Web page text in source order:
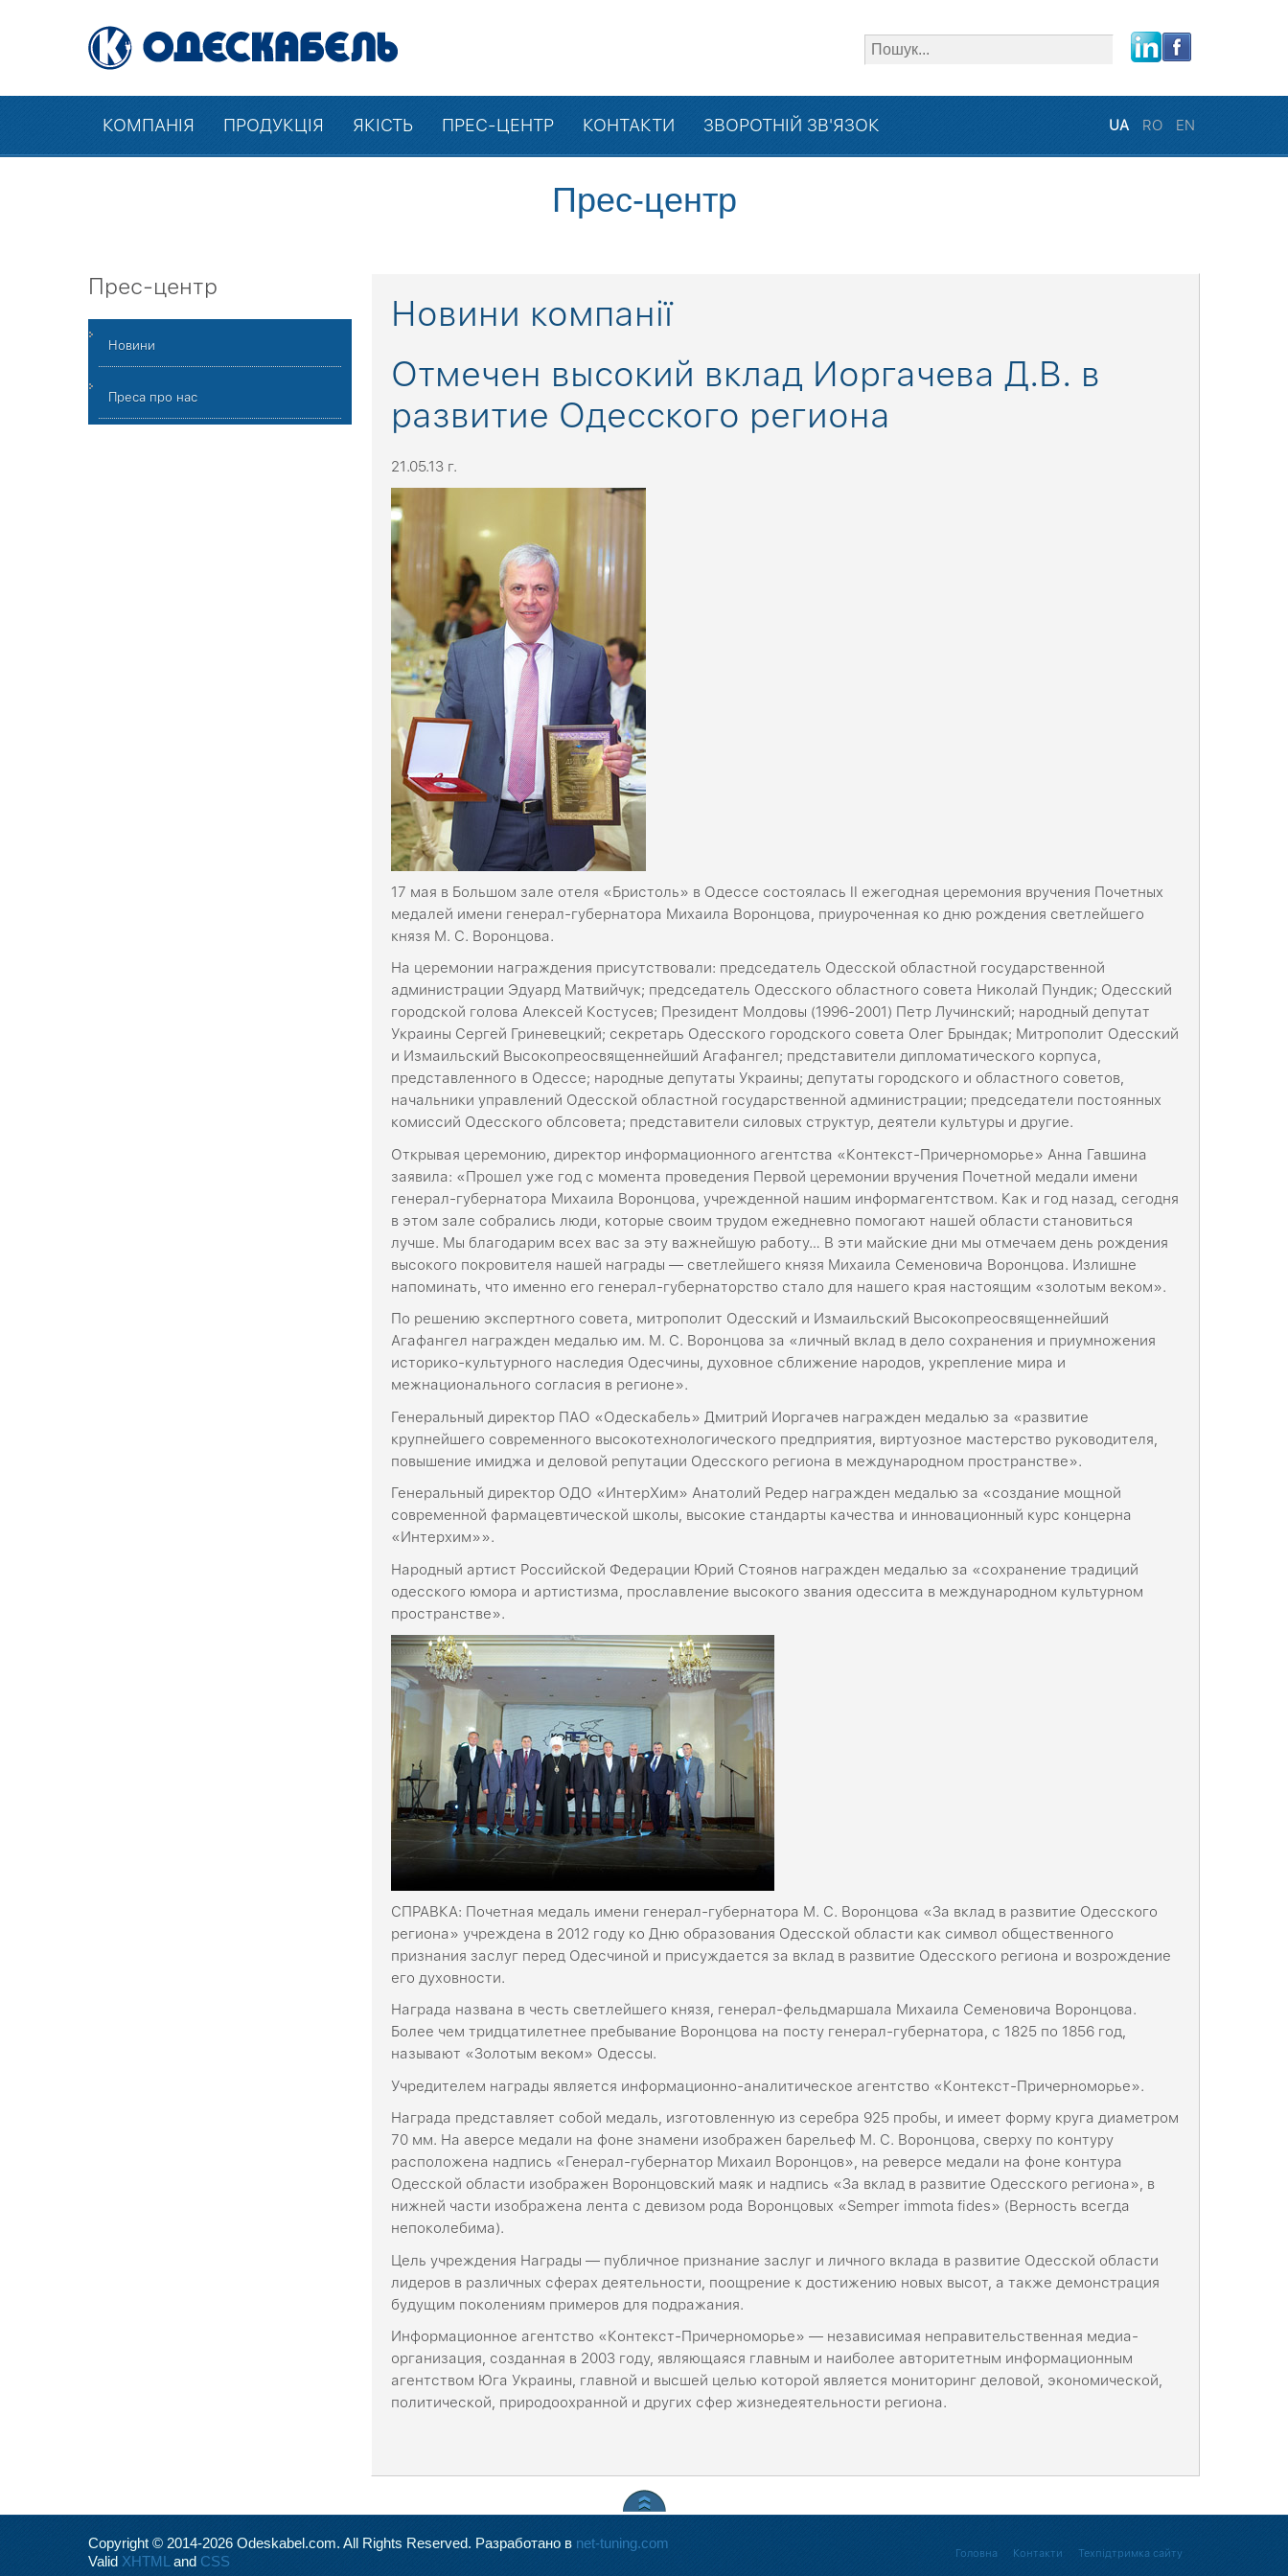
КОМПАНІЯ ПРОДУКЦІЯ ЯКІСТЬ ПРЕС-ЦЕНТР КОНТАКТИ ЗВОРОТНІЙ ЗВ'ЯЗОК UA RO EN
Прес-центр
Прес-центр
Новини
Преса про нас
Новини компанії
Отмечен высокий вклад Иоргачева Д.В. в
развитие Одесского региона
21.05.13 г.
17 мая в Большом зале отеля «Бристоль» в Одессе состоялась II ежегодная церемония вручения Почетных
медалей имени генерал-губернатора Михаила Воронцова, приуроченная ко дню рождения светлейшего
князя М. С. Воронцова.
На церемонии награждения присутствовали: председатель Одесской областной государственной
администрации Эдуард Матвийчук; председатель Одесского областного совета Николай Пундик; Одесский
городской голова Алексей Костусев; Президент Молдовы (1996-2001) Петр Лучинский; народный депутат
Украины Сергей Гриневецкий; секретарь Одесского городского совета Олег Брындак; Митрополит Одесский
и Измаильский Высокопреосвященнейший Агафангел; представители дипломатического корпуса,
представленного в Одессе; народные депутаты Украины; депутаты городского и областного советов,
начальники управлений Одесской областной государственной администрации; председатели постоянных
комиссий Одесского облсовета; представители силовых структур, деятели культуры и другие.
Открывая церемонию, директор информационного агентства «Контекст-Причерноморье» Анна Гавшина
заявила: «Прошел уже год с момента проведения Первой церемонии вручения Почетной медали имени
генерал-губернатора Михаила Воронцова, учрежденной нашим информагентством. Как и год назад, сегодня
в этом зале собрались люди, которые своим трудом ежедневно помогают нашей области становиться
лучше. Мы благодарим всех вас за эту важнейшую работу… В эти майские дни мы отмечаем день рождения
высокого покровителя нашей награды — светлейшего князя Михаила Семеновича Воронцова. Излишне
напоминать, что именно его генерал-губернаторство стало для нашего края настоящим «золотым веком».
По решению экспертного совета, митрополит Одесский и Измаильский Высокопреосвященнейший
Агафангел награжден медалью им. М. С. Воронцова за «личный вклад в дело сохранения и приумножения
историко-культурного наследия Одесчины, духовное сближение народов, укрепление мира и
межнационального согласия в регионе».
Генеральный директор ПАО «Одескабель» Дмитрий Иоргачев награжден медалью за «развитие
крупнейшего современного высокотехнологического предприятия, виртуозное мастерство руководителя,
повышение имиджа и деловой репутации Одесского региона в международном пространстве».
Генеральный директор ОДО «ИнтерХим» Анатолий Редер награжден медалью за «создание мощной
современной фармацевтической школы, высокие стандарты качества и инновационный курс концерна
«Интерхим»».
Народный артист Российской Федерации Юрий Стоянов награжден медалью за «сохранение традиций
одесского юмора и артистизма, прославление высокого звания одессита в международном культурном
пространстве».
СПРАВКА: Почетная медаль имени генерал-губернатора М. С. Воронцова «За вклад в развитие Одесского
региона» учреждена в 2012 году ко Дню образования Одесской области как символ общественного
признания заслуг перед Одесчиной и присуждается за вклад в развитие Одесского региона и возрождение
его духовности.
Награда названа в честь светлейшего князя, генерал-фельдмаршала Михаила Семеновича Воронцова.
Более чем тридцатилетнее пребывание Воронцова на посту генерал-губернатора, с 1825 по 1856 год,
называют «Золотым веком» Одессы.
Учредителем награды является информационно-аналитическое агентство «Контекст-Причерноморье».
Награда представляет собой медаль, изготовленную из серебра 925 пробы, и имеет форму круга диаметром
70 мм. На аверсе медали на фоне знамени изображен барельеф М. С. Воронцова, сверху по контуру
расположена надпись «Генерал-губернатор Михаил Воронцов», на реверсе медали на фоне контура
Одесской области изображен Воронцовский маяк и надпись «За вклад в развитие Одесского региона», в
нижней части изображена лента с девизом рода Воронцовых «Semper immota fides» (Верность всегда
непоколебима).
Цель учреждения Награды — публичное признание заслуг и личного вклада в развитие Одесской области
лидеров в различных сферах деятельности, поощрение к достижению новых высот, а также демонстрация
будущим поколениям примеров для подражания.
Информационное агентство «Контекст-Причерноморье» — независимая неправительственная медиа-
организация, созданная в 2003 году, являющаяся главным и наиболее авторитетным информационным
агентством Юга Украины, главной и высшей целью которой является мониторинг деловой, экономической,
политической, природоохранной и других сфер жизнедеятельности региона.
Copyright © 2014-2026 Odeskabel.com. All Rights Reserved. Разработано в net-tuning.com
Valid XHTML and CSS
Головна Контакти Техпідтримка сайту
close